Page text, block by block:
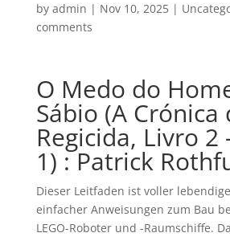
by admin | Nov 10, 2025|
comments
O Medo do
Sábio (A Crónica
Regicida, Livro 2
1) : Patrick
Dieser Leitfaden ist voller
einfacher Anweisungen zum Bau
LEGO-Roboter und -Raumschiffe.